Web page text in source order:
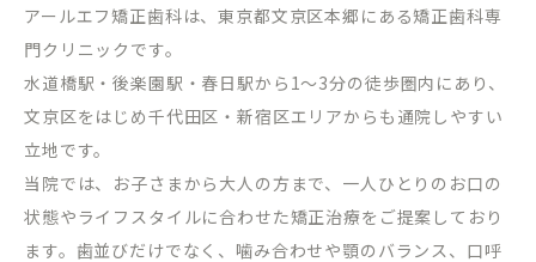
アールエフ矯正歯科は、東京都文京区本郷にある矯正歯科専
門クリニックです。
水道橋駅・後楽園駅・春日駅から 1～3分の徒歩圏内にあり、
文京区をはじめ千代田区・新宿区エリアからも通院しやすい
立地です。
当院では、お子さまから大人の方まで、一人ひとりのお口の
状態やライフスタイルに合わせた矯正治療をご提案しており
ます。歯並びだけでなく、噛み合わせや顎のバランス、口呼